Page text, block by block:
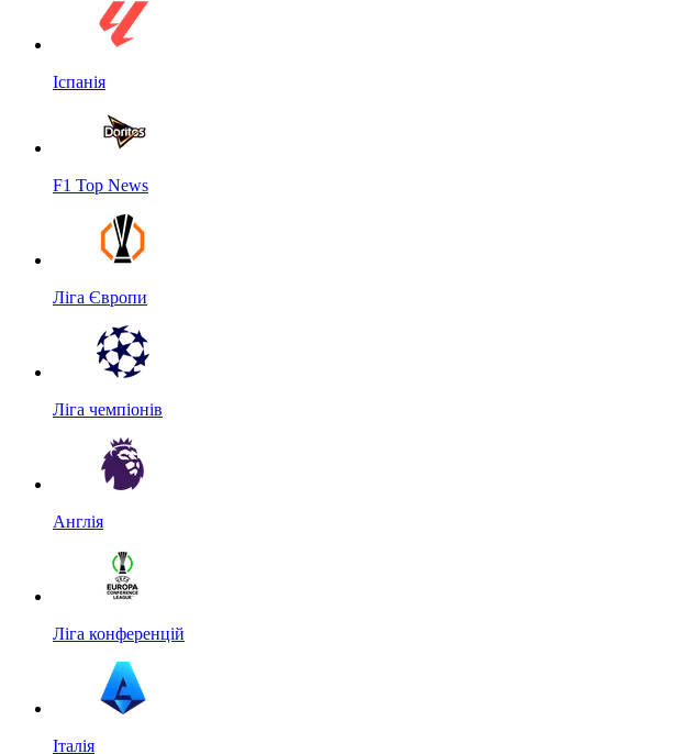
Іспанія
F1 Top News
Ліга Європи
Ліга чемпіонів
Англія
Ліга конференцій
Італія